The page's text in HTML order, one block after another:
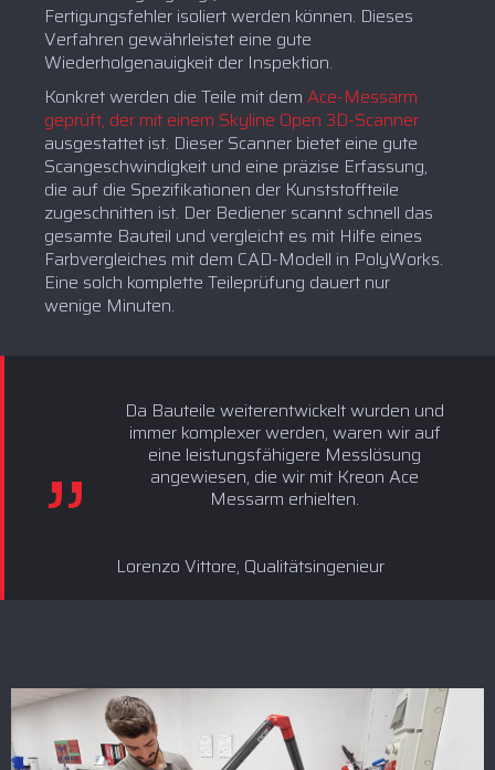
Fertigungsfehler isoliert werden können. Dieses
Verfahren gewährleistet eine gute
Wiederholgenauigkeit der Inspektion.
Konkret werden die Teile mit dem Ace-Messarm
geprüft, der mit einem Skyline Open 3D-Scanner
ausgestattet ist. Dieser Scanner bietet eine gute
Scangeschwindigkeit und eine präzise Erfassung,
die auf die Spezifikationen der Kunststoffteile
zugeschnitten ist. Der Bediener scannt schnell das
gesamte Bauteil und vergleicht es mit Hilfe eines
Farbvergleiches mit dem CAD-Modell in PolyWorks.
Eine solch komplette Teileprüfung dauert nur
wenige Minuten.
Da Bauteile weiterentwickelt wurden und
immer komplexer werden, waren wir auf
eine leistungsfähigere Messlösung
angewiesen, die wir mit Kreon Ace
Messarm erhielten.
Lorenzo Vittore, Qualitätsingenieur